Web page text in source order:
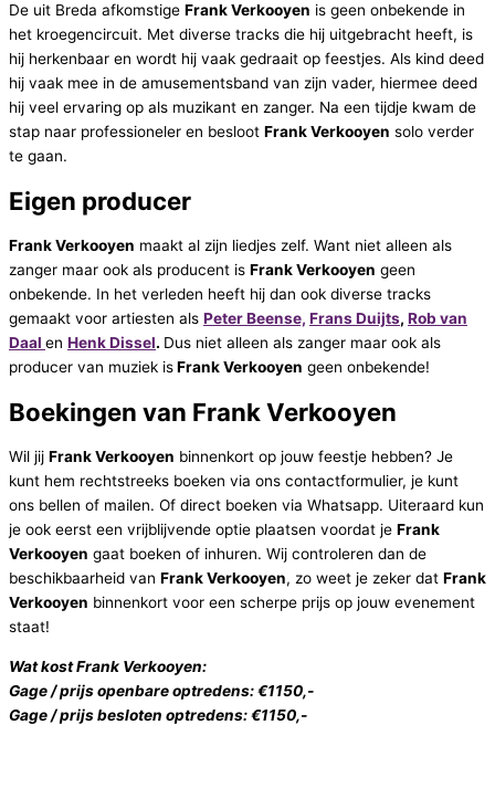
De uit Breda afkomstige Frank Verkooyen is geen onbekende in
het kroegencircuit. Met diverse tracks die hij uitgebracht heeft, is
hij herkenbaar en wordt hij vaak gedraait op feestjes. Als kind deed
hij vaak mee in de amusementsband van zijn vader, hiermee deed
hij veel ervaring op als muzikant en zanger. Na een tijdje kwam de
stap naar professioneler en besloot Frank Verkooyen solo verder
te gaan.
Eigen producer
Frank Verkooyen maakt al zijn liedjes zelf. Want niet alleen als
zanger maar ook als producent is Frank Verkooyen geen
onbekende. In het verleden heeft hij dan ook diverse tracks
gemaakt voor artiesten als Peter Beense, Frans Duijts, Rob van
Daal en Henk Dissel. Dus niet alleen als zanger maar ook als
producer van muziek isFrank Verkooyen geen onbekende!
Boekingen van Frank Verkooyen
Wil jij Frank Verkooyen binnenkort op jouw feestje hebben? Je
kunt hem rechtstreeks boeken via ons contactformulier, je kunt
ons bellen of mailen. Of direct boeken via Whatsapp. Uiteraard kun
je ook eerst een vrijblijvende optie plaatsen voordat je Frank
Verkooyen gaat boeken of inhuren. Wij controleren dan de
beschikbaarheid van Frank Verkooyen, zo weet je zeker dat Frank
Verkooyen binnenkort voor een scherpe prijs op jouw evenement
staat!
Wat kost Frank Verkooyen:
Gage / prijs openbare optredens: €1150,-
Gage / prijs besloten optredens: €1150,-